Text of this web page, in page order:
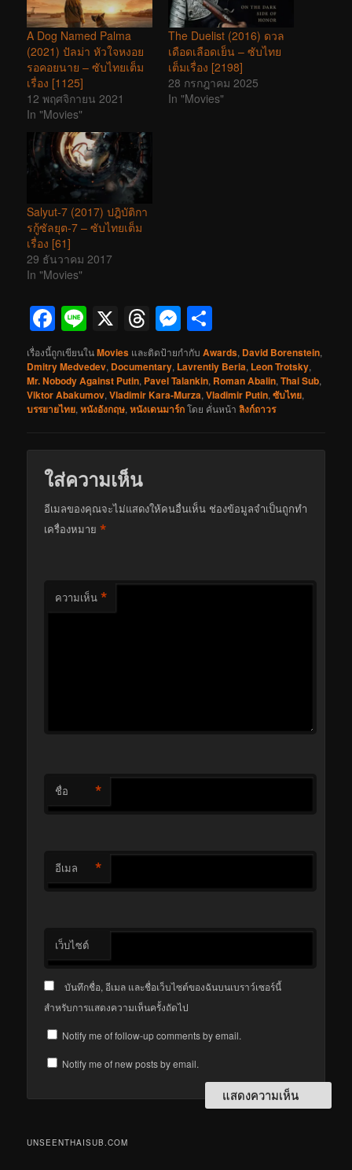
A Dog Named Palma
(2021) ปัลม่า หัวใจหงอย
รอคอยนาย – ซับไทยเต็ม
เรื่อง [1125]
12 พฤศจิกายน 2021
In "Movies"
The Duelist (2016) ดวล
เดือดเลือดเย็น – ซับไทย
เต็มเรื่อง [2198]
28 กรกฎาคม 2025
In "Movies"
Salyut-7 (2017) ปฎิบัติกา
รกู้ซัลยุต-7 – ซับไทยเต็ม
เรื่อง [61]
29 ธันวาคม 2017
In "Movies"
Facebook
Line
X Threads
Messenger
เรื่องนี้ถูกเขียนในMovies และติดป้ายกำกับAwards, David Borenstein,
Dmitry Medvedev, Documentary, Lavrentiy Beria, Leon Trotsky,
Mr. Nobody Against Putin, Pavel Talankin, Roman Abalin,Thai Sub,
Viktor Abakumov,Vladimir Kara-Murza,Vladimir Putin,ซับไทย,
บรรยายไทย,หนังอังกฤษ,หนังเดนมาร์กโดย คั่นหน้าลิงก์ถาวร
ใส่ความเห็น
อีเมลของคุณจะไม่แสดงให้คนอื่นเห็น ช่องข้อมูลจำเป็นถูกทำ
เครื่องหมาย*
ความเห็น *
ชื่อ *
อีเมล *
เว็บไซต์
บันทึกชื่อ, อีเมล และชื่อเว็บไซต์ของฉันบนเบราว์เซอร์นี้
สำหรับการแสดงความเห็นครั้งถัดไป
Notify me of follow-up comments by email.
Notify me of new posts by email.
UNSEENTHAISUB.COM